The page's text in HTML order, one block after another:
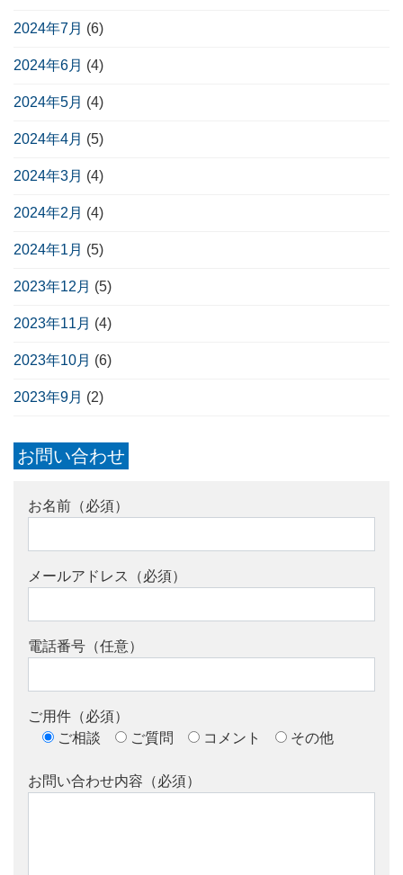
2024年7月 (6)
2024年6月 (4)
2024年5月 (4)
2024年4月 (5)
2024年3月 (4)
2024年2月 (4)
2024年1月 (5)
2023年12月 (5)
2023年11月 (4)
2023年10月 (6)
2023年9月 (2)
お問い合わせ
お名前（必須）
メールアドレス（必須）
電話番号（任意）
ご用件（必須）
ご相談
ご質問 コメント その他
お問い合わせ内容（必須）